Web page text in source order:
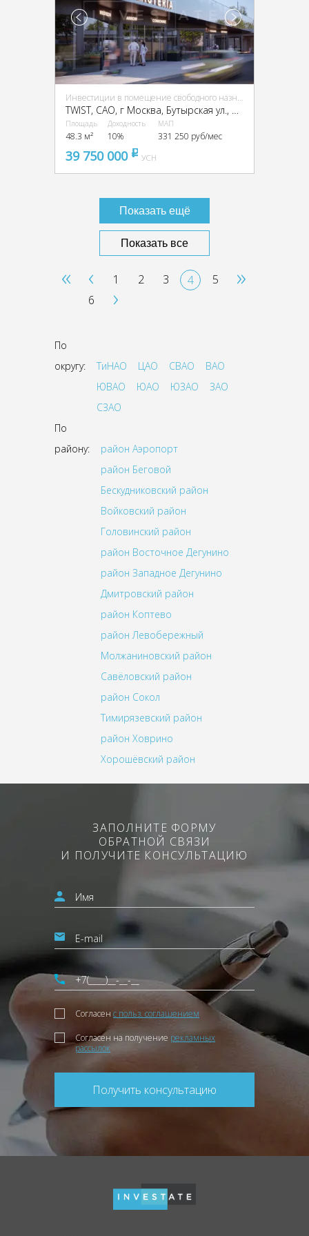
Инвестиции в помещение свободного назначения (ПСН)
TWIST, CАО, г Москва, Бутырская ул., вл. 1
Площадь
48.3 м²
Доходность
10%
МАП
331 250 руб/мес
39 750 000 pуб
УСН
Показать ещё
Показать все
« ‹ 1 2 3 4
5
6
›
»
По
округу:
ТиНАО ЦАО СВАО
ВАО
ЮВАО
ЮАО ЮЗАО
ЗАО
СЗАО
По
району:
район Аэропорт
район Беговой
Бескудниковский район
Войковский район
Головинский район
район Восточное Дегунино
район Западное Дегунино
Дмитровский район
район Коптево
район Левобережный
Молжаниновский район
Савёловский район
район Сокол
Тимирязевский район
район Ховрино
Хорошёвский район
ЗАПОЛНИТЕ ФОРМУ
ОБРАТНОЙ СВЯЗИ
И ПОЛУЧИТЕ КОНСУЛЬТАЦИЮ
Согласен с польз. соглашением
Согласен на получение рекламных
рассылок
Получить консультацию